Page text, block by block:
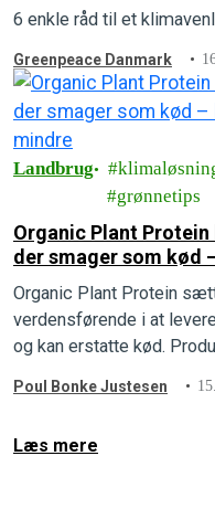
6 enkle råd til et
Greenpeace Danmark
Landbrug
grønnetips
Organic Plant
der smager som kød
mindre
Organic Plant Protein
verdensførende i at
og kan erstatte kød.
støbeskeen.
Poul Bonke Justesen
Læs mere